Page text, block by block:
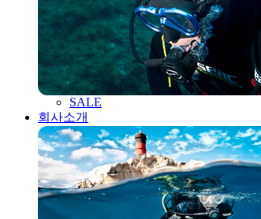
SALE
회사소개